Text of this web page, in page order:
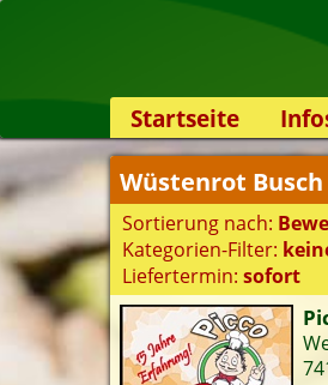
Startseite
Wüstenrot Busch
Sortierung nach:
Kategorien-Filter:
Liefertermin: sofort